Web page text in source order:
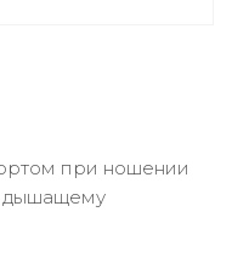
при ношении
дышащему